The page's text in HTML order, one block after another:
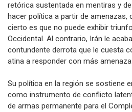
retórica sustentada en mentiras y
hacer política a partir de amenazas,
cierto es que no puede exhibir
Occidental. Al contrario, Irán le
contundente derrota que le cuesta
atina a responder con más
Su política en la región se sostiene
como instrumento de conflicto
de armas permanente para el